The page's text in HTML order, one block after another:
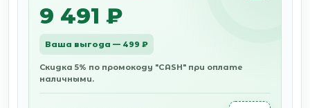
9 491 ₽
Ваша выгода — 499 ₽
Скидка 5% по промокоду "CASH" при оплате
наличными.